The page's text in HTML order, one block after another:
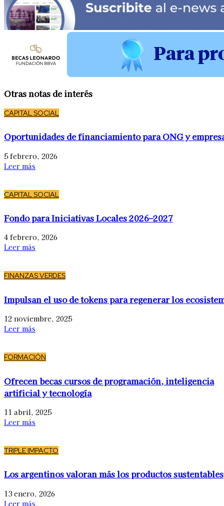
Otras notas de interés
CAPITAL SOCIAL
Oportunidades de financiamiento para ONG y
5 febrero, 2026
Leer más
CAPITAL SOCIAL
Fondo para Iniciativas Locales 2026–2027
4 febrero, 2026
Leer más
FINANZAS VERDES
Impulsan el uso de tokens para regenerar los
12 noviembre, 2025
Leer más
FORMACIÓN
Ofrecen becas cursos de programación, inteligencia
artificial y tecnología
11 abril, 2025
Leer más
TRIPLE IMPACTO
Los argentinos valoran más los productos sustentables
13 enero, 2026
Leer más